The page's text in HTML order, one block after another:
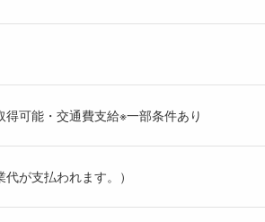
可能・交通費支給※一部条件あり
が支払われます。）